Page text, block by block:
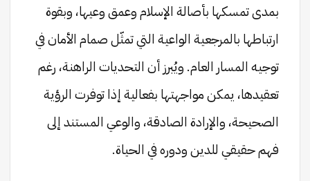
بمدى تمسكها بأصالة الإسلام وعمق وعيها، وبقوة
ارتباطها بالمرجعية الواعية التي تمثّل صمام الأمان في
توجيه المسار العام. ويُبرز أن التحديات الراهنة، رغم
تعقيدها، يمكن مواجهتها بفعالية إذا توفرت الرؤية
الصحيحة، والإرادة الصادقة، والوعي المستند إلى
فهم حقيقي للدين ودوره في الحياة.